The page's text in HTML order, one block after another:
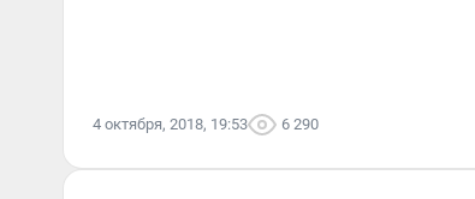
4 октября, 2018, 19:53 6 290